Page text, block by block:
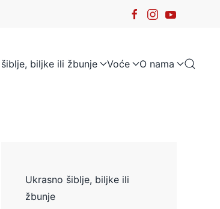
biljke ili žbunje Voće O nama
Ukrasno šiblje, biljke ili
žbunje